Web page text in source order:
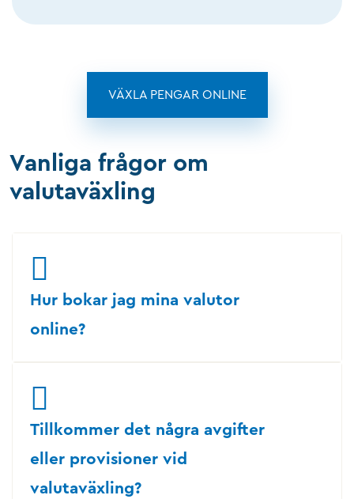
VÄXLA PENGAR ONLINE
Vanliga frågor om
valutaväxling
Hur bokar jag mina valutor
online?
Tillkommer det några avgifter
eller provisioner vid
valutaväxling?